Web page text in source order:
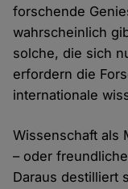
forschende
wahrscheinlich
solche, die sich
erfordern die
internationale
Wissenschaft als
– oder
Daraus destilliert